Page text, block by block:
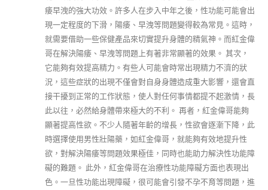
痿早洩的強大功效。許多人在步入中年之後，性功能可能會出
現一定程度的下滑，陽痿、早洩等問題變得較為常見。這時，
就需要借助一些保健產品來切實提升身體的精氣神。而紅金偉
哥在解決陽痿、早洩等問題上有著非常顯著的效果。 其次，
它能夠有效提高精力。有些人可能會時常出現精力不濟的狀
況，這些症狀的出現不僅會對自身身體造成重大影響，還會直
接干擾到正常的工作狀態，使人對任何事情都提不起激情，長
此以往，必然給身體帶來極大的不利。 再者，紅金偉哥能夠
顯著提高性欲。不少人隨著年齡的增長，性欲會逐漸下降，此
時選擇使用男性壯陽藥，如紅金偉哥，就能夠有效地提升性
欲，對解決陽痿等問題效果極佳，同時也能助力解決性功能障
礙的難題。 此外，紅金偉哥在治療性功能障礙方面也表現出
色。一旦性功能出現障礙，很可能會引發不孕不育等問題，進